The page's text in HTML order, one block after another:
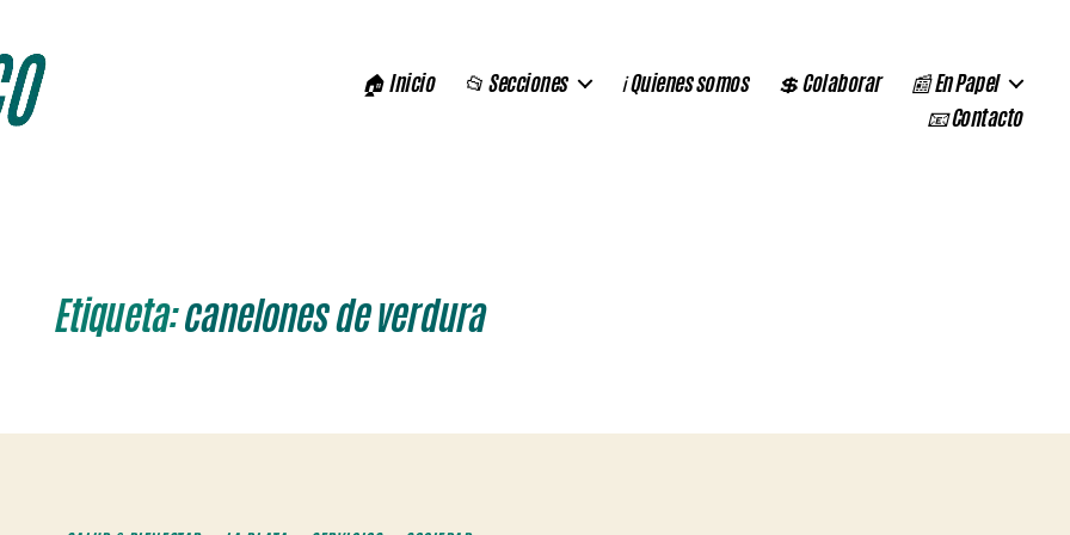
🏠 Inicio 📂 Secciones ℹ️ Quienes somos 💲 Colaborar
📰 En Papel
📧 Contacto
Etiqueta:canelones de verdura
Categorías